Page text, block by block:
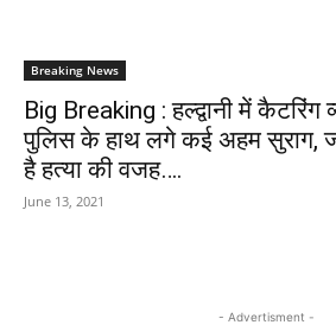
Breaking News
Big Breaking : हल्द्वानी में कैटरिंग
पुलिस के हाथ लगे कई अहम सुराग,
है हत्या की वजह….
June 13, 2021
- Advertisment -